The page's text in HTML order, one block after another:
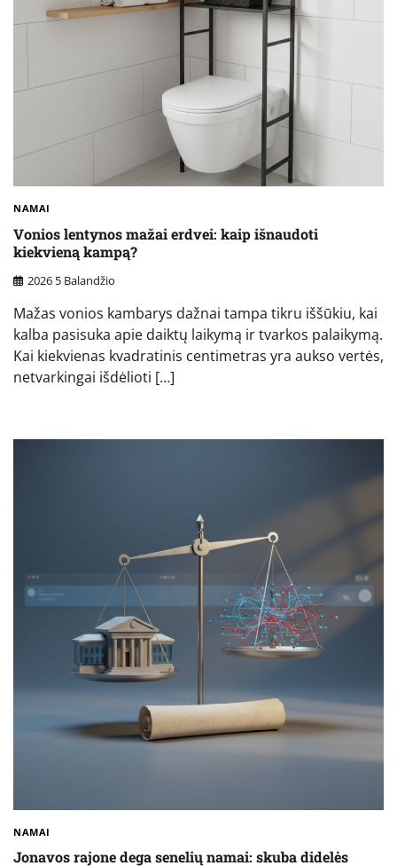
NAMAI
Vonios lentynos mažai erdvei: kaip išnaudoti
kiekvieną kampą?
2026 5 Balandžio
Mažas vonios kambarys dažnai tampa tikru iššūkiu, kai
kalba pasisuka apie daiktų laikymą ir tvarkos palaikymą.
Kai kiekvienas kvadratinis centimetras yra aukso vertės,
netvarkingai išdėlioti […]
NAMAI
Jonavos rajone dega senelių namai: skuba didelės